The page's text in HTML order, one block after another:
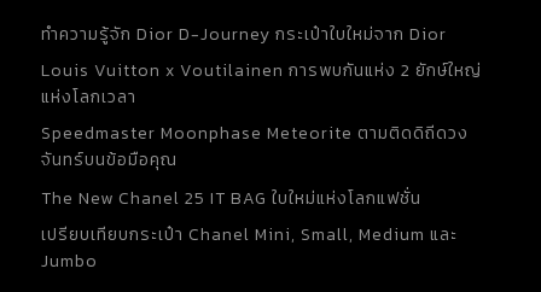
ทำความรู้จัก Dior D-Journey กระเป๋าใบใหม่จาก Dior
Louis Vuitton x Voutilainen การพบกันแห่ง 2 ยักษ์ใหญ่
แห่งโลกเวลา
Speedmaster Moonphase Meteorite ตามติดดิถีดวง
จันทร์บนข้อมือคุณ
The New Chanel 25 IT BAG ใบใหม่แห่งโลกแฟชั่น
เปรียบเทียบกระเป๋า Chanel Mini, Small, Medium และ
Jumbo